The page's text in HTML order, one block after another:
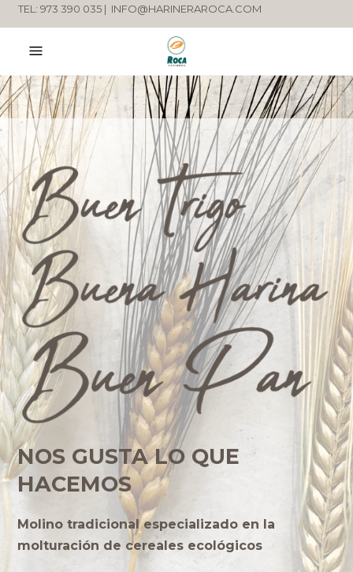
TEL: 973 390 035 | INFO@HARINERAROCA.COM
NOS GUSTA LO QUE
HACEMOS
Molino tradicional especializado en la
molturación de cereales ecológicos